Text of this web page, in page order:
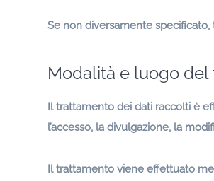
Se non diversamente
Modalità e luogo
Il trattamento dei dati raccolti è
l’accesso, la divulgazione, la
Il trattamento viene effettuato